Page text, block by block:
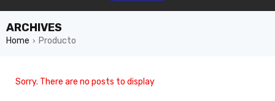
ARCHIVES
Home › Producto
Sorry. There are no posts to display